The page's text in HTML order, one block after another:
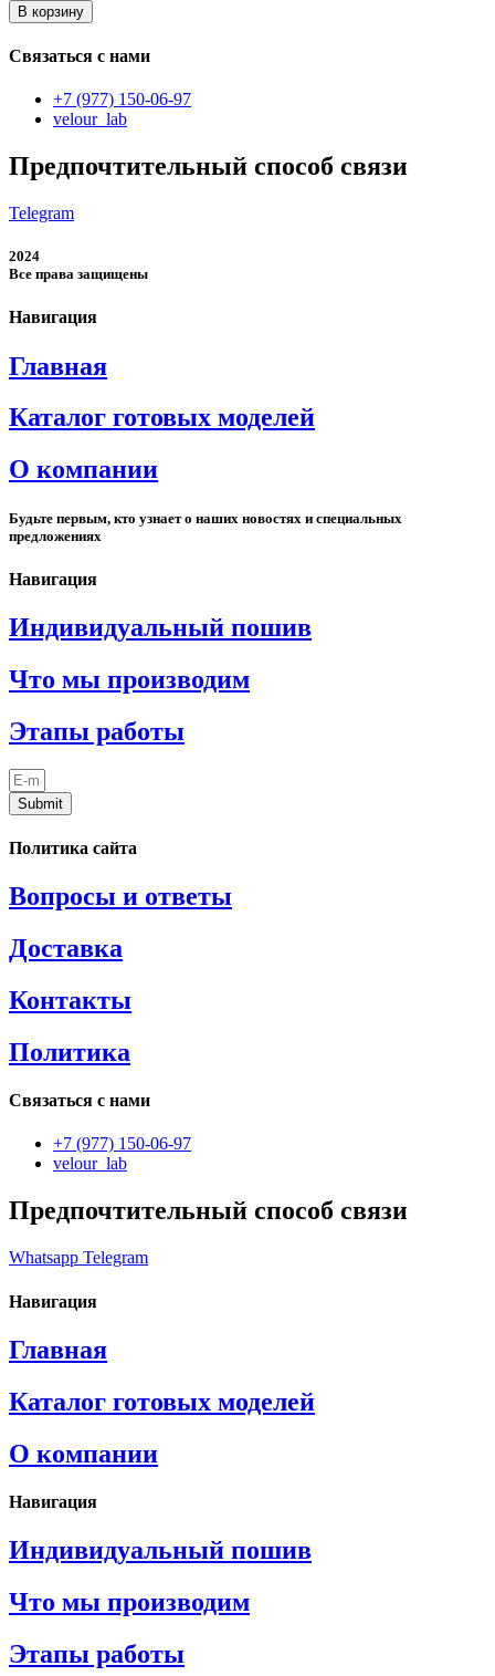
товара
мужской
двойка
В корзину
Связаться с нами
+7 (977) 150-06-97
velour_lab
Предпочтительный способ связи
Telegram
2024
Все права защищены
Навигация
Главная
Каталог готовых моделей
О компании
Будьте первым, кто узнает о наших новостях и специальных
предложениях
Навигация
Индивидуальный пошив
Что мы производим
Этапы работы
Submit
Политика сайта
Вопросы и ответы
Доставка
Контакты
Политика
Связаться с нами
+7 (977) 150-06-97
velour_lab
Предпочтительный способ связи
Whatsapp Telegram
Навигация
Главная
Каталог готовых моделей
О компании
Навигация
Индивидуальный пошив
Что мы производим
Этапы работы